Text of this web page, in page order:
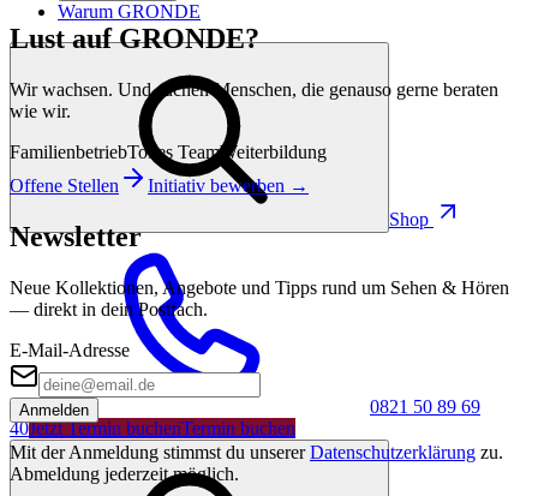
Warum GRONDE
Shop
0821 50 89 69
40Jetzt Termin buchenTermin buchen
Lust auf GRONDE?
Wir wachsen. Und suchen Menschen, die genauso gerne beraten
wie wir.
FamilienbetriebTolles TeamWeiterbildung
Offene Stellen
Initiativ bewerben →
Newsletter
Neue Kollektionen, Angebote und Tipps rund um Sehen & Hören
— direkt in dein Postfach.
E-Mail-Adresse
Anmelden
Mit der Anmeldung stimmst du unserer Datenschutzerklärung zu.
Abmeldung jederzeit möglich.